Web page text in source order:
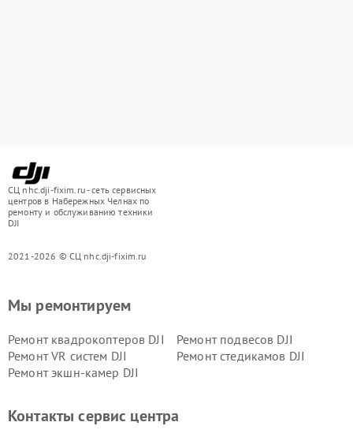
СЦ nhc.dji-fixim.ru - сеть сервисных
центров в Набережных Челнах по
ремонту и обслуживанию техники
DJI
2021-2026 © СЦ nhc.dji-fixim.ru
Мы ремонтируем
Ремонт квадрокоптеров DJI
Ремонт подвесов DJI
Ремонт VR систем DJI
Ремонт стедикамов DJI
Ремонт экшн-камер DJI
Контакты сервис центра